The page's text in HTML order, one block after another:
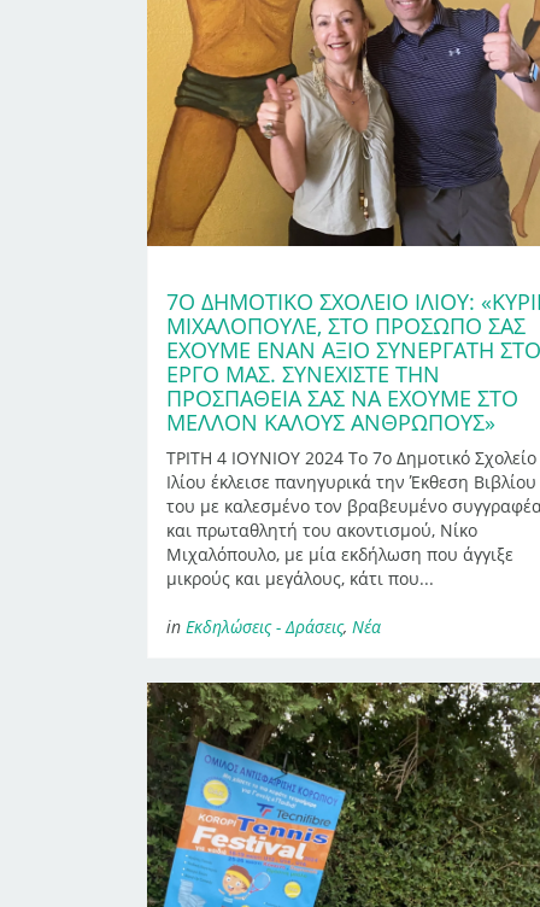
7Ο ΔΗΜΟΤΙΚΌ ΣΧΟΛΕΊΟ ΙΛΊΟΥ:
ΜΙΧΑΛΌΠΟΥΛΕ, ΣΤΟ ΠΡΌΣΩΠΌ ΣΑΣ
ΈΧΟΥΜΕ ΈΝΑΝ ΆΞΙΟ ΣΥΝΕΡΓΆΤΗ ΣΤΟ
ΈΡΓΟ ΜΑΣ. ΣΥΝΕΧΊΣΤΕ ΤΗΝ
ΠΡΟΣΠΆΘΕΙΆ ΣΑΣ ΝΑ ΈΧΟΥΜΕ ΣΤΟ
ΜΈΛΛΟΝ ΚΑΛΟΎΣ ΑΝΘΡΏΠΟΥΣ»
ΤΡΙΤΗ 4 ΙΟΥΝΙΟΥ 2024 Το 7ο Δημοτικό Σχολείο
Ιλίου έκλεισε πανηγυρικά την Έκθεση Βιβλίου
του με καλεσμένο τον βραβευμένο
και πρωταθλητή του ακοντισμού, Νίκο
Μιχαλόπουλο, με μία εκδήλωση που άγγιξε
μικρούς και μεγάλους, κάτι που...
in Εκδηλώσεις - Δράσεις, Νέα